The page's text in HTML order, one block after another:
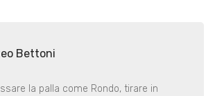
Bettoni
la palla come Rondo, tirare in